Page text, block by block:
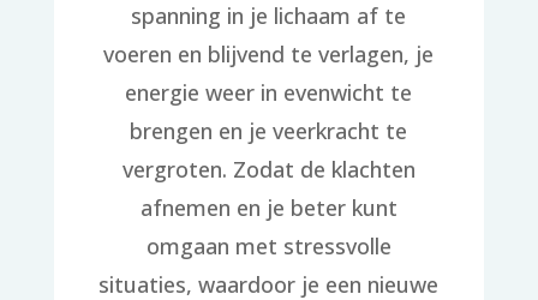
spanning in je lichaam af te
voeren en blijvend te verlagen, je
energie weer in evenwicht te
brengen en je veerkracht te
vergroten. Zodat de klachten
afnemen en je beter kunt
omgaan met stressvolle
situaties, waardoor je een nieuwe